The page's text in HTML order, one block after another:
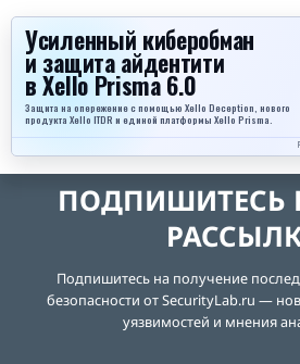
Усиленный киберобман
и защита айдентити
в Xello Prisma 6.0
Защита на опережение с помощью Xello Deception, нового
продукта Xello ITDR и единой платформы Xello Prisma.
ПОДПИШИТЕСЬ
Подпишитесь на получение
безопасности от SecurityLab.ru —
уязвимостей и мнения